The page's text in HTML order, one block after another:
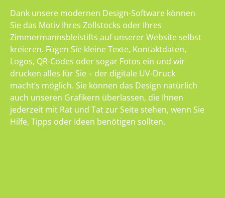
Dank unsere modernen Design-Software können
Sie das Motiv Ihres Zollstocks oder Ihres
Zimmermannsbleistifts auf unserer Website selbst
kreieren. Fügen Sie kleine Texte, Kontaktdaten,
Logos, QR-Codes oder sogar Fotos ein und wir
drucken alles für Sie – der digitale UV-Druck
macht’s möglich. Sie können das Design natürlich
auch unseren Grafikern überlassen, die Ihnen
jederzeit mit Rat und Tat zur Seite stehen, wenn Sie
Hilfe, Tipps oder Ideen benötigen sollten.